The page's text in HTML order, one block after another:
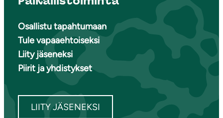
Osallistu tapahtumaan
Tule vapaaehtoiseksi
Liity jäseneksi
Piirit ja yhdistykset
LIITY JÄSENEKSI